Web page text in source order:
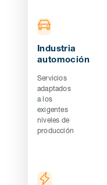
Industria
automoción
Servicios
adaptados
a los
exigentes
niveles de
producción